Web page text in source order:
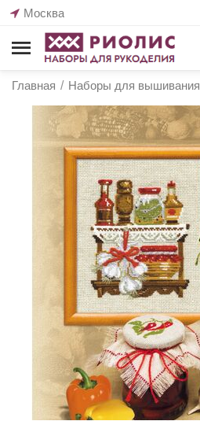
Москва
Главная / Наборы для вышивания